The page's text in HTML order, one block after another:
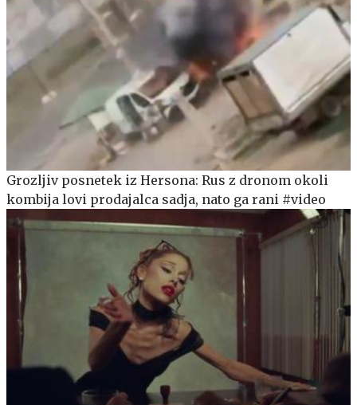
Grozljiv posnetek iz Hersona: Rus z dronom okoli
kombija lovi prodajalca sadja, nato ga rani #video